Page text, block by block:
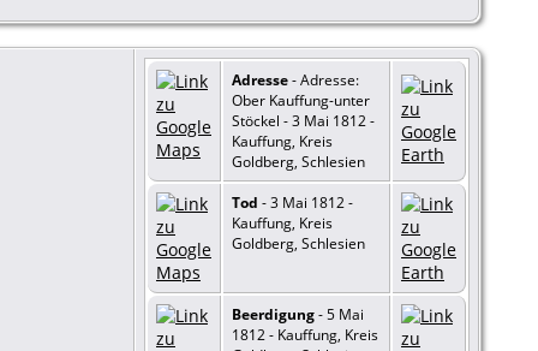
Adresse- Adresse:
Ober Kauffung-unter
Stöckel - 3 Mai 1812 -
Kauffung, Kreis
Goldberg, Schlesien
Tod - 3 Mai 1812 -
Kauffung, Kreis
Goldberg, Schlesien
Beerdigung- 5 Mai
1812 - Kauffung, Kreis